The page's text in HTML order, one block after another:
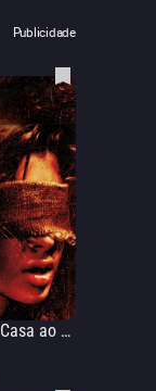
Publicidade
A Garota da Casa ao Lado